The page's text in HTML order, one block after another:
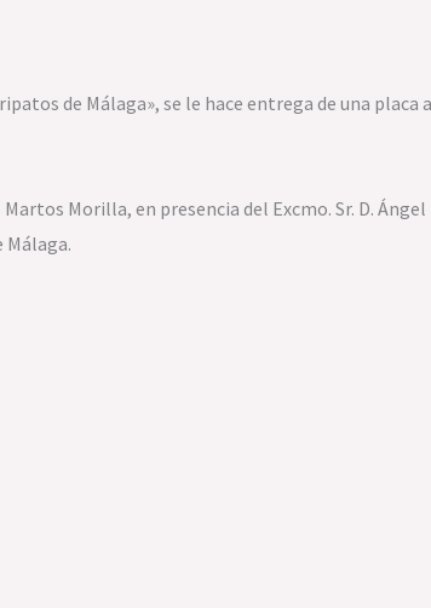
de Málaga», se le hace entrega de una
Morilla, en presencia del Excmo. Sr. D.
Málaga.